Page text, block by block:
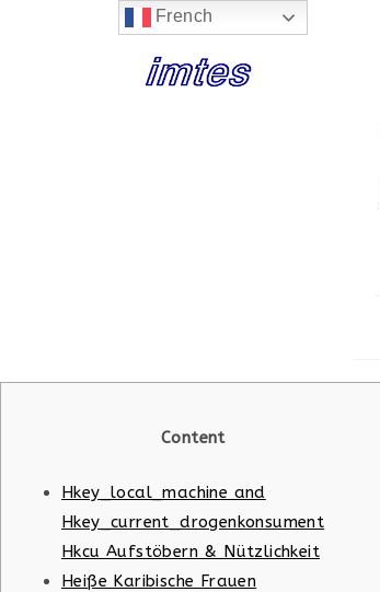
Content
Hkey_local_machine and
Hkey_current_drogenkonsument
Hkcu Aufstöbern & Nützlichkeit
Heiße Karibische Frauen
French